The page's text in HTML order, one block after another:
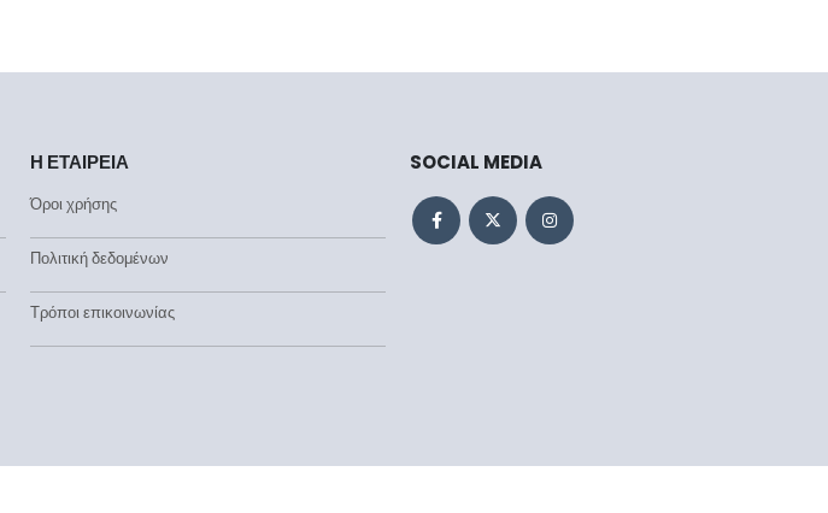
Η ΕΤΑΙΡΕΙΑ
Όροι χρήσης
Πολιτική δεδομένων
Τρόποι επικοινωνίας
SOCIAL MEDIA